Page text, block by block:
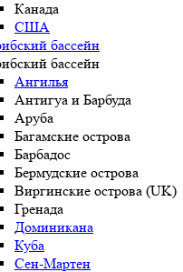
Канада
США
бассейн
бассейн
Ангилья
Антигуа и Барбуда
Аруба
Багамские острова
Барбадос
Бермудские острова
Виргинские острова (UK)
Гренада
Доминикана
Куба
Сен-Мартен